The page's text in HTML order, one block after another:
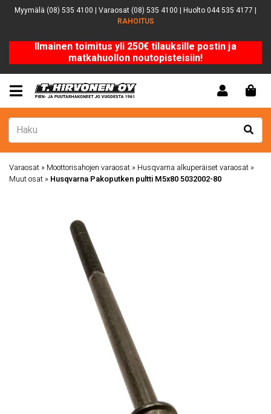
Myymälä (08) 535 4100 | Varaosat (08) 535 4100 | Huolto 044 535 4177 |
RAHOITUS
Ilmainen toimitus yli 250€ tilauksille postin ja
matkahuollon noutopisteisiin!
Varaosat » Moottorisahojen varaosat » Husqvarna alkuperäiset varaosat »
Muut osat » Husqvarna Pakoputken pultti M5x80 5032002-80